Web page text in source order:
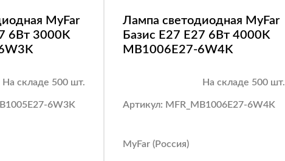
MyFar
6Вт 3000K
На складе 500 шт.
6W3K
Лампа светодиодная MyFar
Базис E27 E27 6Вт 4000K
MB1006E27-6W4K
На складе 500 шт.
Артикул: MFR_MB1006E27-6W4K
MyFar (Россия)